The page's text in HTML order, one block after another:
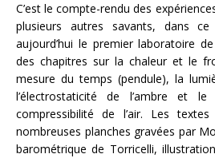
C’est le compte-rendu des
plusieurs autres savants, dans
aujourd’hui le premier laboratoire
des chapitres sur la chaleur et le
mesure du temps (pendule), la
l’électrostaticité de l’ambre et
compressibilité de l’air. Les
nombreuses planches gravées par
barométrique de Torricelli,